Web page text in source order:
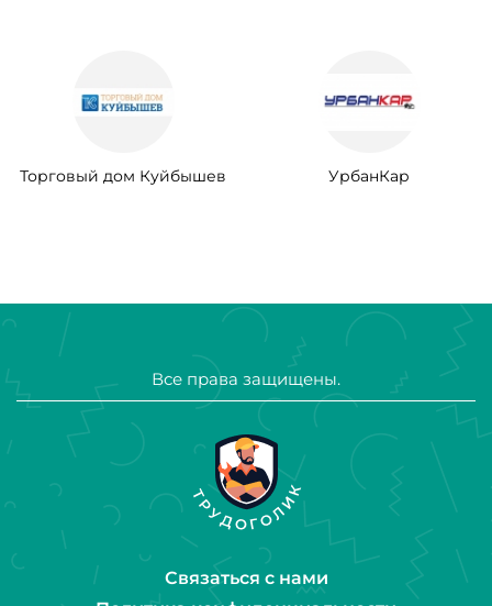
Торговый дом Куйбышев УрбанКар
Все права защищены.
Связаться с нами